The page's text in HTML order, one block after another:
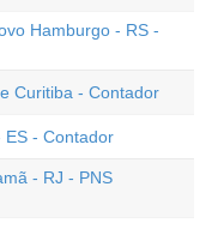
Hamburgo - RS -
Curitiba - Contador
ES - Contador
- RJ - PNS